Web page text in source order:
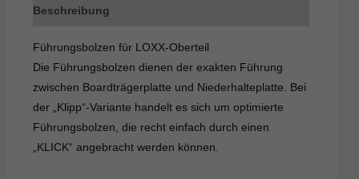
Beschreibung
Führungsbolzen für LOXX-Oberteil
Die Führungsbolzen dienen der exakten Führung
zwischen Boardträgerplatte und Niederhalteplatte. Bei
der „Klipp“-Variante handelt es sich um optimierte
Führungsbolzen, die recht einfach durch einen
„KLICK“ angebracht werden können.